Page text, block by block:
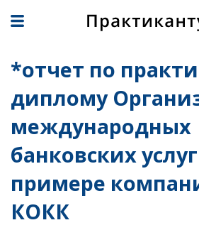
*отчет по
диплому
международных
банковских
примере
КОКК